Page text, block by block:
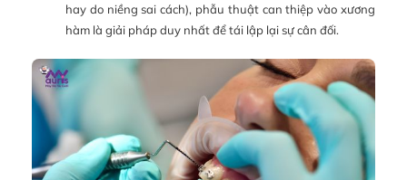
hay do niềng sai cách), phẫu thuật can thiệp vào xương
hàm là giải pháp duy nhất để tái lập lại sự cân đối.